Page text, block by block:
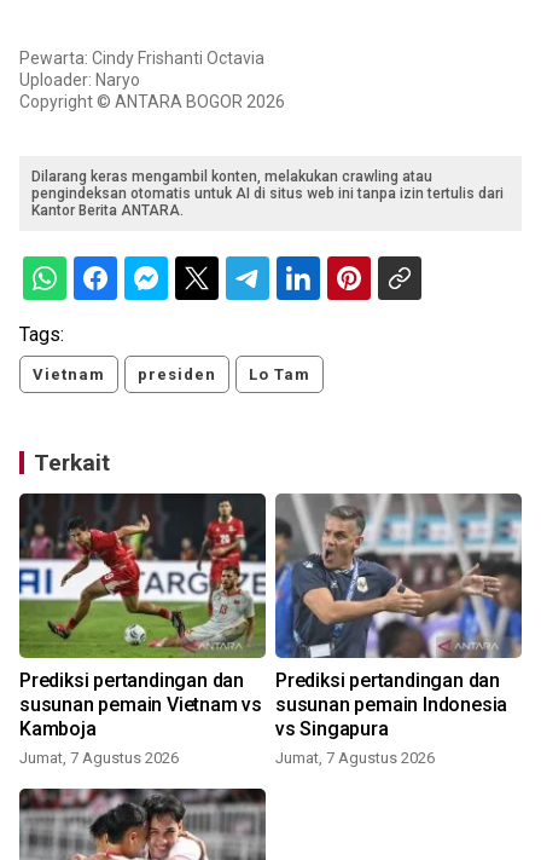
Pewarta: Cindy Frishanti Octavia
Uploader: Naryo
Copyright © ANTARA BOGOR 2026
Dilarang keras mengambil konten, melakukan crawling atau
pengindeksan otomatis untuk AI di situs web ini tanpa izin tertulis dari
Kantor Berita ANTARA.
Tags:
Vietnam presiden Lo Tam
Terkait
Prediksi pertandingan dan
susunan pemain Vietnam vs
Kamboja
Jumat, 7 Agustus 2026
Prediksi pertandingan dan
susunan pemain Indonesia
vs Singapura
Jumat, 7 Agustus 2026